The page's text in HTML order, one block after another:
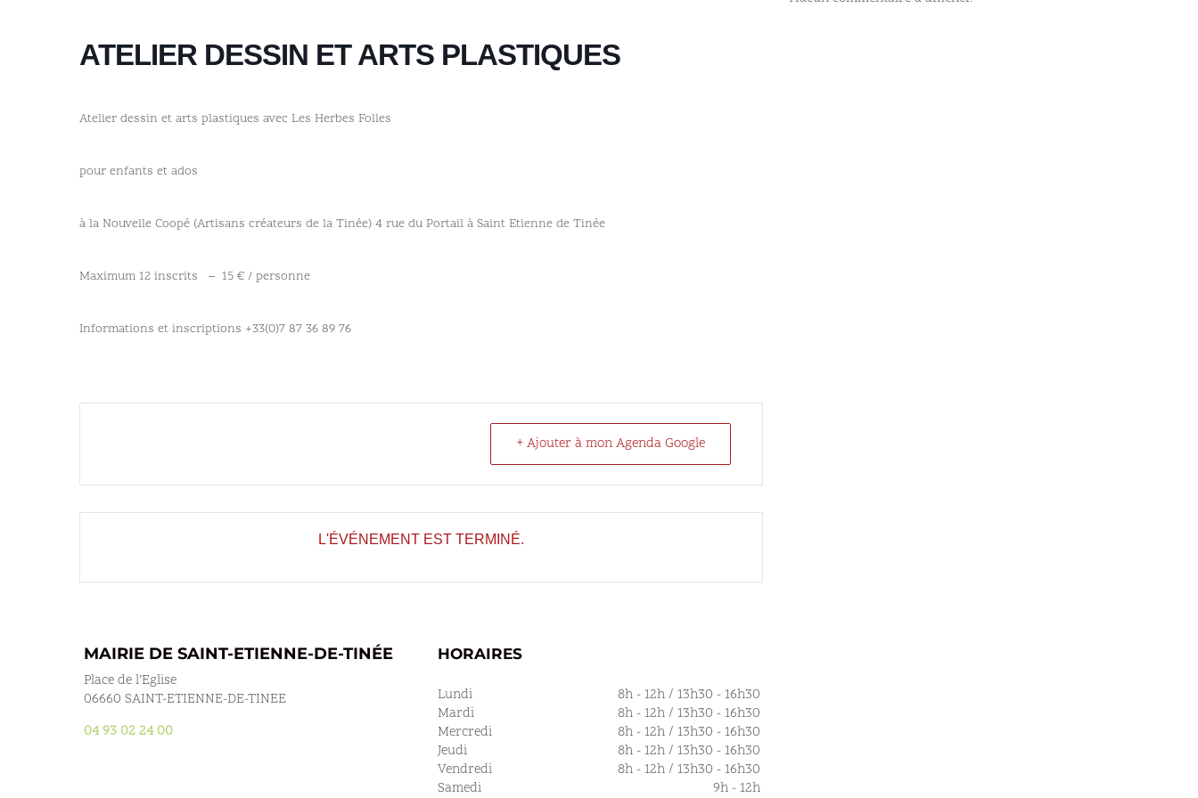
ATELIER DESSIN ET ARTS PLASTIQUES
Atelier dessin et arts plastiques avec Les Herbes Folles
pour enfants et ados
à la Nouvelle Coopé (Artisans créateurs de la Tinée) 4 rue du Portail à Saint Etienne de Tinée
Maximum 12 inscrits – 15 € / personne
Informations et inscriptions +33(0)7 87 36 89 76
+ Ajouter à mon Agenda Google
L'ÉVÉNEMENT EST TERMINÉ.
MAIRIE DE SAINT-ETIENNE-DE-TINÉE
Place de l’Eglise
06660 SAINT-ETIENNE-DE-TINEE
04 93 02 24 00
HORAIRES
Lundi
8h - 12h / 13h30 - 16h30
Mardi
8h - 12h / 13h30 - 16h30
Mercredi
8h - 12h / 13h30 - 16h30
Jeudi
8h - 12h / 13h30 - 16h30
Vendredi
8h - 12h / 13h30 - 16h30
Samedi
9h - 12h